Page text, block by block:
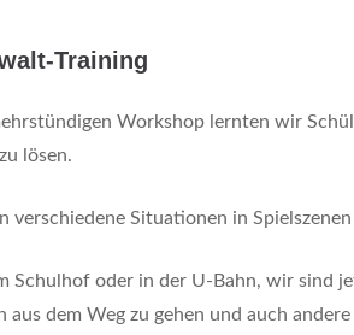
Training
Workshop lernten wir
lösen.
verschiedene Situationen in
Schulhof oder in der U-Bahn, wir sind
aus dem Weg zu gehen und auch